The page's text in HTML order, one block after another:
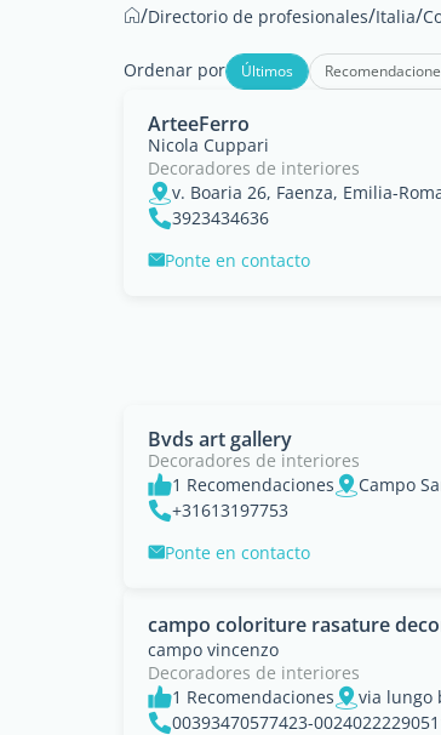
/Directorio de profesionales/Italia/
Ordenar por Últimos
ArteeFerro
Nicola Cuppari
Decoradores de interiores
v. Boaria 26, Faenza, Emilia-
3923434636
Ponte en contacto
Bvds art gallery
Decoradores de interiores
1 Recomendaciones
Campo
+31613197753
Ponte en contacto
campo coloriture rasature
campo vincenzo
Decoradores de interiores
1 Recomendaciones
via lungo
00393470577423-